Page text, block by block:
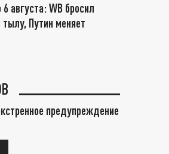
августа: WB бросил
Путин меняет
предупреждение